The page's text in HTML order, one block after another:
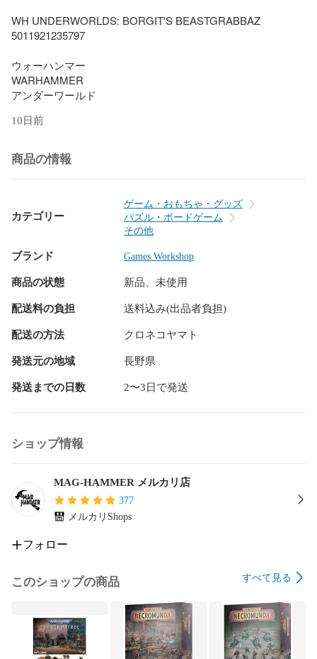
WH UNDERWORLDS: BORGIT'S BEASTGRABBAZ
5011921235797
ウォーハンマー
WARHAMMER
アンダーワールド
10日前
商品の情報
カテゴリー
ゲーム・おもちゃ・グッズ
パズル・ボードゲーム
その他
ブランド Games Workshop
商品の状態 新品、未使用
配送料の負担 送料込み(出品者負担)
配送の方法 クロネコヤマト
発送元の地域 長野県
発送までの日数 2〜3日で発送
ショップ情報
MAG-HAMMER メルカリ店
377
メルカリShops
フォロー
このショップの商品 すべて見る